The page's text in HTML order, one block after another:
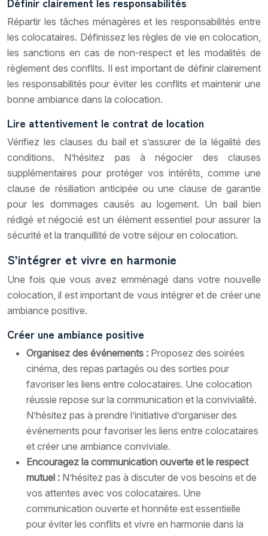
Répartir les tâches ménagères et les responsabilités entre
les colocataires. Définissez les règles de vie en colocation,
les sanctions en cas de non-respect et les modalités de
règlement des conflits. Il est important de définir clairement
les responsabilités pour éviter les conflits et maintenir une
bonne ambiance dans la colocation.
Lire attentivement le contrat de location
Vérifiez les clauses du bail et s’assurer de la légalité des
conditions. N’hésitez pas à négocier des clauses
supplémentaires pour protéger vos intérêts, comme une
clause de résiliation anticipée ou une clause de garantie
pour les dommages causés au logement. Un bail bien
rédigé et négocié est un élément essentiel pour assurer la
sécurité et la tranquillité de votre séjour en colocation.
S’intégrer et vivre en harmonie
Une fois que vous avez emménagé dans votre nouvelle
colocation, il est important de vous intégrer et de créer une
ambiance positive.
Créer une ambiance positive
Organisez des événements : Proposez des soirées
cinéma, des repas partagés ou des sorties pour
favoriser les liens entre colocataires. Une colocation
réussie repose sur la communication et la convivialité.
N’hésitez pas à prendre l’initiative d’organiser des
événements pour favoriser les liens entre colocataires
et créer une ambiance conviviale.
Encouragez la communication ouverte et le respect
mutuel : N’hésitez pas à discuter de vos besoins et de
vos attentes avec vos colocataires. Une
communication ouverte et honnête est essentielle
pour éviter les conflits et vivre en harmonie dans la